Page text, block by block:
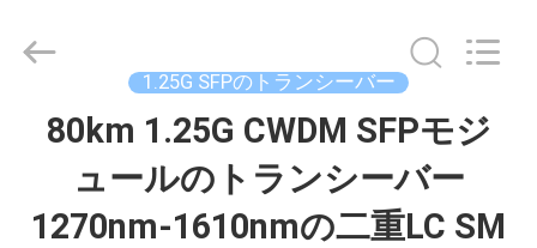
プ
Shenzhen
1.25G SFPのトランシーバー
80km 1.25G CWDM SFPモジ
ュールのトランシーバー
1270nm-1610nmの二重LC SM